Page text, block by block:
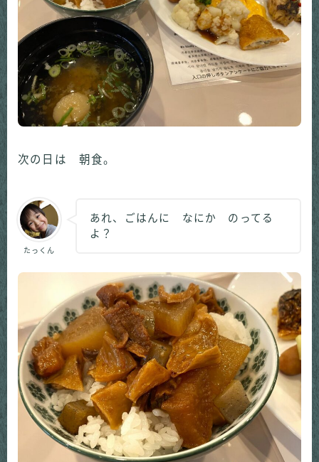
次の日は 朝食。
たっくん
あれ、ごはんに なにか のってる
よ？